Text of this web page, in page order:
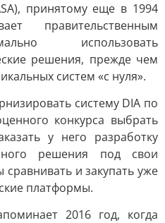
принятому еще в 1994
правительственным
использовать
решения, прежде чем
систем «с нуля».
систему DIA по
конкурса выбрать
у него разработку
решения под свои
и закупать уже
платформы.
2016 год, когда